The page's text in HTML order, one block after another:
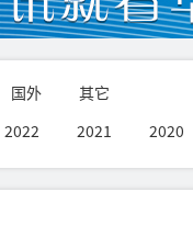
国外
其它
2022 2021 2020